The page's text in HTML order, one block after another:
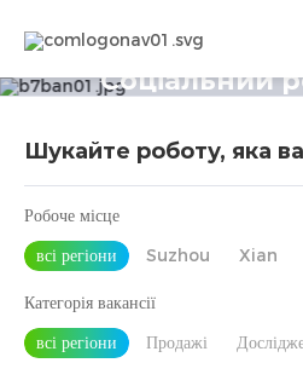
Соціальний
Шукайте роботу, яка
Робоче місце
всі регіони
Suzhou Xian
Категорія вакансії
всі регіони
Продажі